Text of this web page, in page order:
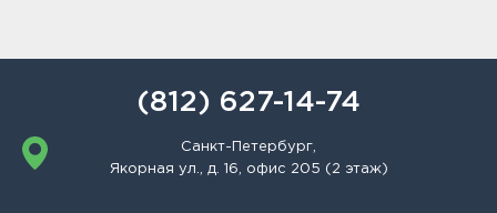
(812) 627-14-74
Санкт-Петербург,
Якорная ул., д. 16, офис 205 (2 этаж)